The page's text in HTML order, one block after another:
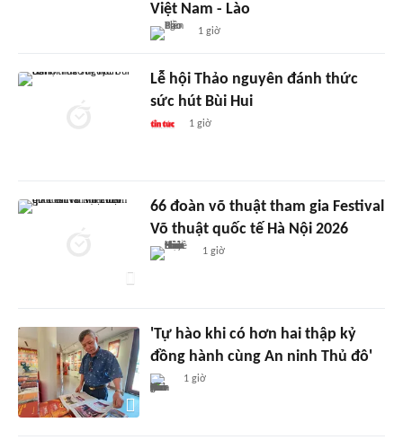
Việt Nam - Lào
1 giờ
Lễ hội Thảo nguyên đánh thức
sức hút Bùi Hui
1 giờ
66 đoàn võ thuật tham gia Festival
Võ thuật quốc tế Hà Nội 2026
1 giờ
'Tự hào khi có hơn hai thập kỷ
đồng hành cùng An ninh Thủ đô'
1 giờ